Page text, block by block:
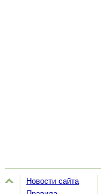
Новости сайта